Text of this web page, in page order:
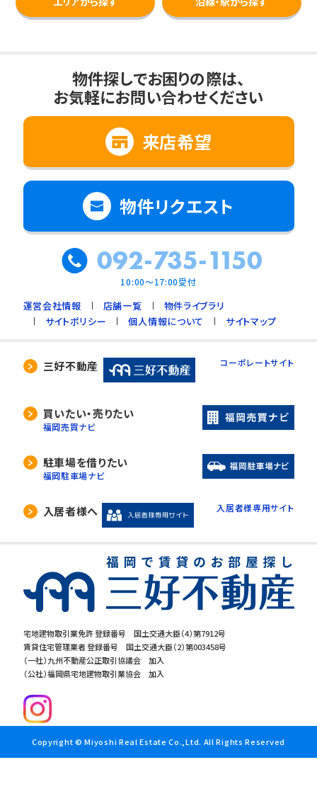
宅地建物取引業免許 登録番号 国土交通大臣（4）第7912号
賃貸住宅管理業者 登録番号 国土交通大臣（2）第003458号
（一社）九州不動産公正取引協議会 加入
（公社）福岡県宅地建物取引業協会 加入
物件探しでお困りの際は、
お気軽にお問い合わせください
来店希望
物件リクエスト
092-735-1150
10:00～17:00受付
運営会社情報 店舗一覧
物件ライブラリ
サイトポリシー
個人情報について サイトマップ
三好不動産 コーポレートサイト
買いたい・売りたい
福岡売買ナビ
駐車場を借りたい
福岡駐車場ナビ
入居者様へ 入居者様専用サイト
Copyright © Miyoshi Real Estate Co.,Ltd. All Rights Reserved